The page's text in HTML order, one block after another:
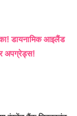
डायनामिक आइलैंड
अपग्रेड्स!